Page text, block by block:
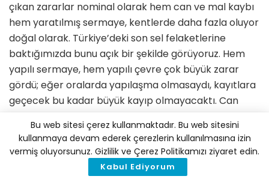
çıkan zararlar nominal olarak hem can ve mal kaybı
hem yaratılmış sermaye, kentlerde daha fazla oluyor
doğal olarak. Türkiye’deki son sel felaketlerine
baktığımızda bunu açık bir şekilde görüyoruz. Hem
yapılı sermaye, hem yapılı çevre çok büyük zarar
gördü; eğer oralarda yapılaşma olmasaydı, kayıtlara
geçecek bu kadar büyük kayıp olmayacaktı. Can
kadar yoğun olamayacaktı. Bütün bu gerçekliğin
sonucu olarak, ülkeler kentsel yerleşim alanlarını,
iklim politikalarında, mücadelenin gerçekleşeceği
yerler olarak ön plana çıkarıyorlar. Burada da
Bu web sitesi çerez kullanmaktadır. Bu web sitesini
kullanmaya devam ederek çerezlerin kullanılmasına izin
vermiş oluyorsunuz. Gizlilik ve Çerez Politikamızı ziyaret edin.
Kabul Ediyorum